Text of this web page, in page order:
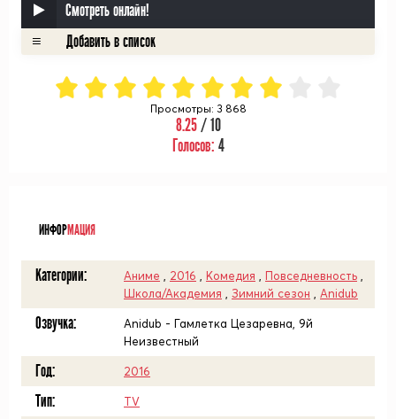
Смотреть онлайн!
Просмотры: 3 868
8.25/ 10
Голосов: 4
ИНФОРМАЦИЯ
Категории: Аниме 2016 Комедия Повседневность
Школа/Академия
Зимний сезон Anidub
Озвучка:
Anidub - Гамлетка Цезаревна, 9й
Неизвестный
Год: 2016
Тип: TV